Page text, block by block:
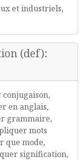
et industriels,
(def):
en anglais,
grammaire,
mots
que mode,
signification,